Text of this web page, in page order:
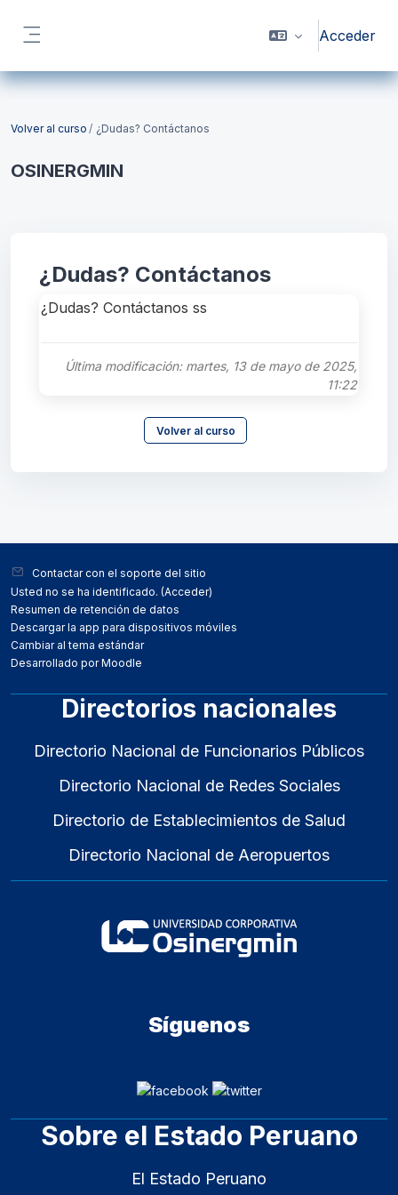
Acceder
Bloques
Volver al curso ¿Dudas? Contáctanos
OSINERGMIN
¿Dudas? Contáctanos
¿Dudas? Contáctanos ss
Última modificación: martes, 13 de mayo de 2025,
11:22
Volver al curso
Contactar con el soporte del sitio
Usted no se ha identificado. (Acceder)
Resumen de retención de datos
Descargar la app para dispositivos móviles
Cambiar al tema estándar
Desarrollado porMoodle
Sobre el Estado Peruano
El Estado Peruano
Síguenos
Directorios nacionales
Directorio Nacional de Funcionarios Públicos
Directorio Nacional de Redes Sociales
Directorio de Establecimientos de Salud
Directorio Nacional de Aeropuertos